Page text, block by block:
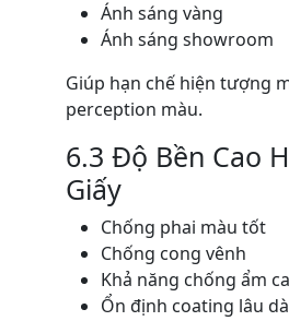
Ánh sáng vàng
Ánh sáng showroom
Giúp hạn chế hiện tượng
perception màu.
6.3 Độ Bền Cao
Giấy
Chống phai màu tốt
Chống cong vênh
Khả năng chống ẩm
Ổn định coating lâu